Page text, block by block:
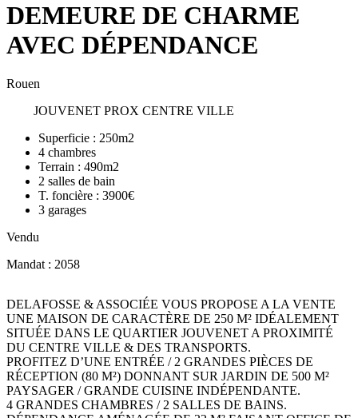
DEMEURE DE CHARME
AVEC DÉPENDANCE
Rouen
JOUVENET PROX CENTRE VILLE
Superficie : 250m2
4 chambres
Terrain : 490m2
2 salles de bain
T. foncière : 3900€
3 garages
Vendu
Mandat : 2058
DELAFOSSE & ASSOCIÉE VOUS PROPOSE A LA VENTE
UNE MAISON DE CARACTÈRE DE 250 M² IDÉALEMENT
SITUÉE DANS LE QUARTIER JOUVENET A PROXIMITÉ
DU CENTRE VILLE & DES TRANSPORTS.
PROFITEZ D’UNE ENTRÉE / 2 GRANDES PIÈCES DE
RÉCEPTION (80 M²) DONNANT SUR JARDIN DE 500 M²
PAYSAGER / GRANDE CUISINE INDÉPENDANTE.
4 GRANDES CHAMBRES / 2 SALLES DE BAINS.